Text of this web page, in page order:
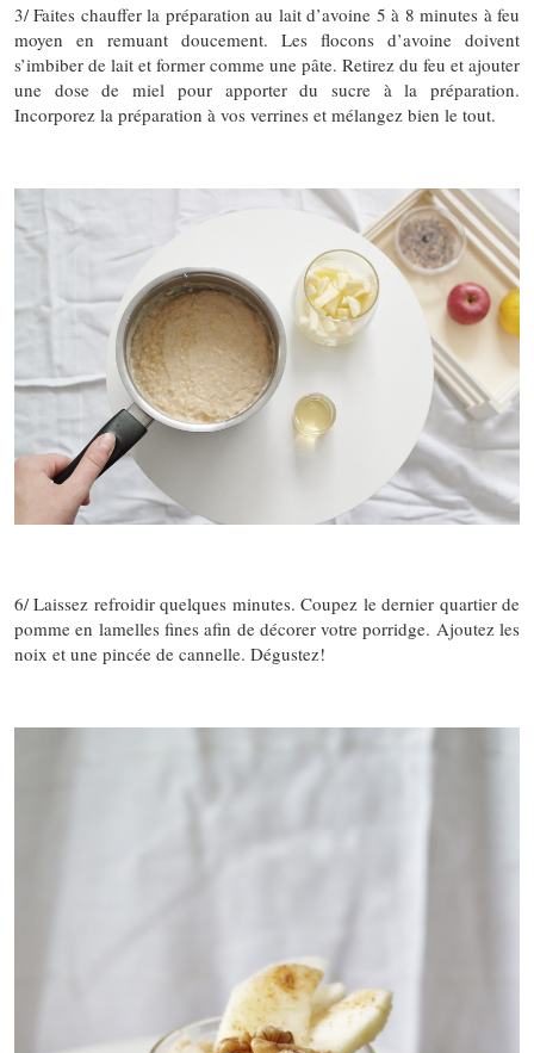
3/ Faites chauffer la préparation au lait d’avoine 5 à 8 minutes à feu
moyen en remuant doucement. Les flocons d’avoine doivent
s’imbiber de lait et former comme une pâte. Retirez du feu et ajouter
une dose de miel pour apporter du sucre à la préparation.
Incorporez la préparation à vos verrines et mélangez bien le tout.
6/ Laissez refroidir quelques minutes. Coupez le dernier quartier de
pomme en lamelles fines afin de décorer votre porridge. Ajoutez les
noix et une pincée de cannelle. Dégustez!